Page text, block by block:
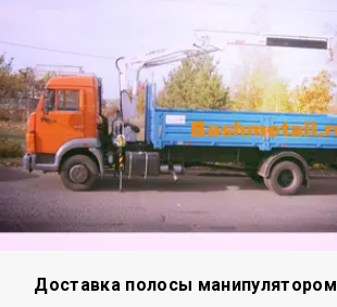
Доставка полосы манипулятором